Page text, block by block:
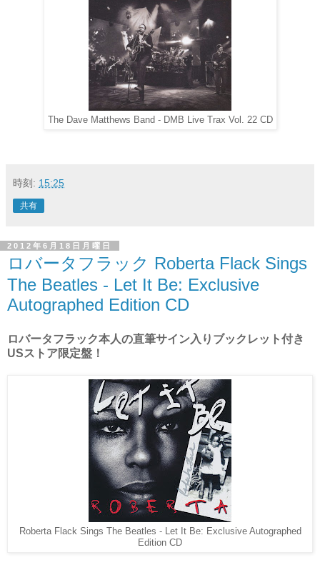
The Dave Matthews Band - DMB Live Trax Vol. 22 CD
時刻: 15:25
共有
2012年6月18日月曜日
ロバータフラック Roberta Flack Sings
The Beatles - Let It Be: Exclusive
Autographed Edition CD
ロバータフラック本人の直筆サイン入りブックレット付き
USストア限定盤！
Roberta Flack Sings The Beatles - Let It Be: Exclusive Autographed
Edition CD